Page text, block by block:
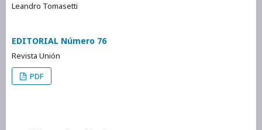
Leandro Tomasetti
EDITORIAL Número 76
Revista Unión
PDF